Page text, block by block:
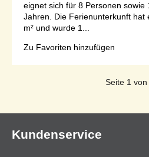
eignet sich für 8 Personen sowie
Jahren. Die Ferienunterkunft hat
m² und wurde 1...
Zu Favoriten hinzufügen
Seite 1 von
Kundenservice